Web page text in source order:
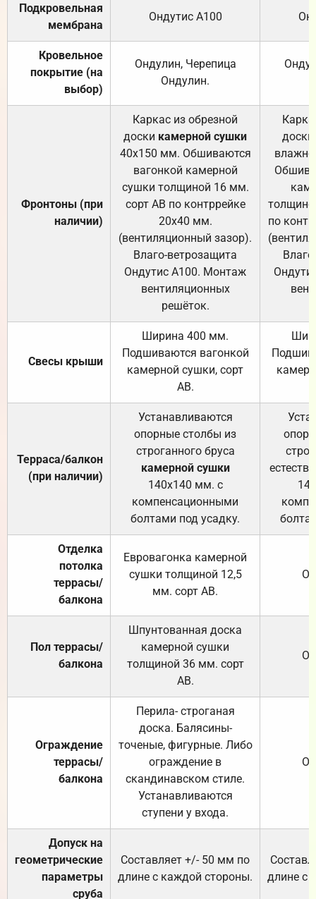
Подкровельная
мембрана
Ондутис А100
Кровельное
покрытие (на
выбор)
Ондулин, Черепица
Ондулин.
Фронтоны (при
наличии)
Каркас из обрезной
доски камерной сушки
40х150 мм. Обшиваются
вагонкой камерной
сушки толщиной 16 мм.
сорт АВ по контррейке
20х40 мм.
(вентиляционный зазор).
Влаго-ветрозащита
Ондутис А100. Монтаж
вентиляционных
решёток.
доски
по
Свесы крыши
Ширина 400 мм.
Подшиваются вагонкой
камерной сушки, сорт
АВ.
Терраса/балкон
(при наличии)
Устанавливаются
опорные столбы из
строганного бруса
камерной сушки
140х140 мм. с
компенсационными
болтами под усадку.
Отделка
потолка
террасы/
балкона
Евровагонка камерной
сушки толщиной 12,5
мм. сорт АВ.
Пол террасы/
балкона
Шпунтованная доска
камерной сушки
толщиной 36 мм. сорт
АВ.
Ограждение
террасы/
балкона
Перила- строганая
доска. Балясины-
точеные, фигурные. Либо
ограждение в
скандинавском стиле.
Устанавливаются
ступени у входа.
Допуск на
геометрические
параметры
сруба
Составляет +/- 50 мм по
длине с каждой стороны.
длине с